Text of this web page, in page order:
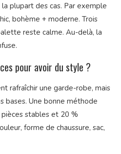
plupart des cas. Par exemple
bohème + moderne. Trois
reste calme. Au-delà, la
pour avoir du style ?
rafraîchir une garde-robe, mais
bases. Une bonne méthode
stables et 20 %
forme de chaussure, sac,